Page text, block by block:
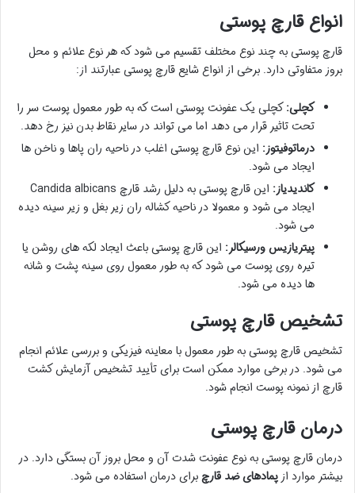
انواع قارچ پوستی
قارچ پوستی به چند نوع مختلف تقسیم می شود که هر نوع علائم و محل
بروز متفاوتی دارد. برخی از انواع شایع قارچ پوستی عبارتند از:
کچلی:کچلی یک عفونت پوستی است که به طور معمول پوست سر را
تحت تاثیر قرار می دهد اما می تواند در سایر نقاط بدن نیز رخ دهد.
درماتوفیتوز: این نوع قارچ پوستی اغلب در ناحیه ران پاها و ناخن ها
ایجاد می شود.
کاندیدیاز:
این قارچ پوستی به دلیل رشد قارچ Candida albicans
ایجاد می شود و معمولا در ناحیه کشاله ران زیر بغل و زیر سینه دیده
می شود.
پیتریازیس ورسیکالر: این قارچ پوستی باعث ایجاد لکه های روشن یا
تیره روی پوست می شود که به طور معمول روی سینه پشت و شانه
ها دیده می شود.
تشخیص قارچ پوستی
تشخیص قارچ پوستی به طور معمول با معاینه فیزیکی و بررسی علائم انجام
می شود. در برخی موارد ممکن است برای تأیید تشخیص آزمایش کشت
قارچ از نمونه پوست انجام شود.
درمان قارچ پوستی
درمان قارچ پوستی به نوع عفونت شدت آن و محل بروز آن بستگی دارد. در
بیشتر موارد از پمادهای ضد قارچبرای درمان استفاده می شود.